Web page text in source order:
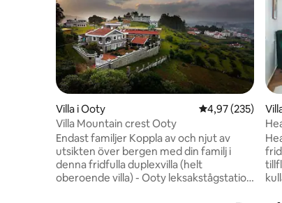
Villa i Ooty 4,97 av 5 i
4,97 (235)
Villa Mountain crest Ooty
Endast familjer Koppla av och njut av
utsikten över bergen med din familj i
denna fridfulla duplexvilla (helt
oberoende villa) - Ooty leksakstågstation